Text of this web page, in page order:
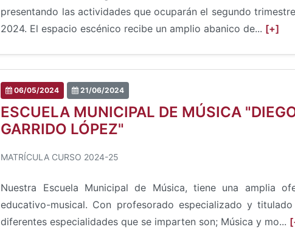
presentando las actividades que ocuparán el segundo
2024. El espacio escénico recibe un amplio abanico de... [+]
06/05/2024 21/06/2024
ESCUELA MUNICIPAL DE MÚSICA
GARRIDO LÓPEZ"
MATRÍCULA CURSO 2024-25
Nuestra Escuela Municipal de Música, tiene una amplia
educativo-musical. Con profesorado especializado y
diferentes especialidades que se imparten son; Música y mo...